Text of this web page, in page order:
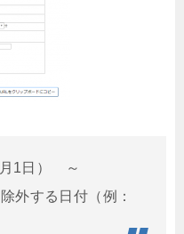
月1日） ～
る日付（例：